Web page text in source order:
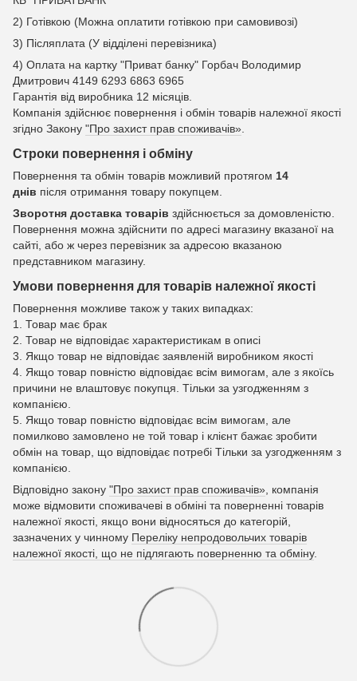
2) Готівкою (Можна оплатити готівкою при самовивозі)
3) Післяплата (У відділені перевізника)
4) Оплата на картку "Приват банку" Горбач Володимир
Дмитрович 4149 6293 6863 6965
Гарантія від виробника 12 місяців.
Компанія здійснює повернення і обмін товарів належної якості
згідно Закону "Про захист прав споживачів».
Строки повернення і обміну
Повернення та обмін товарів можливий протягом 14
днів після отримання товару покупцем.
Зворотня доставка товарів здійснюється за домовленістю.
Повернення можна здійснити по адресі магазину вказаної на
сайті, або ж через перевізник за адресою вказаною
представником магазину.
Умови повернення для товарів належної якості
Повернення можливе також у таких випадках:
1. Товар має брак
2. Товар не відповідає характеристикам в описі
3. Якщо товар не відповідає заявленій виробником якості
4. Якщо товар повністю відповідає всім вимогам, але з якоїсь
причини не влаштовує покупця. Тільки за узгодженням з
компанією.
5. Якщо товар повністю відповідає всім вимогам, але
помилково замовлено не той товар і клієнт бажає зробити
обмін на товар, що відповідає потребі Тільки за узгодженням з
компанією.
Відповідно закону "Про захист прав споживачів» , компанія
може відмовити споживачеві в обміні та поверненні товарів
належної якості, якщо вони відносяться до категорій,
зазначених у чинному Переліку непродовольчих товарів
належної якості, що не підлягають поверненню та обміну.